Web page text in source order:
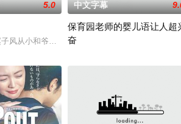
错弱，没有被认可的才华。他们来自不同的地方
、两命陨灭，悍匪携枪遁入茫茫戈壁。刑警杨志
5.0
风从小和爷爷在乡下习武，长大后从乡野来到
中文字幕
保育园老师的婴儿语让人超
奋